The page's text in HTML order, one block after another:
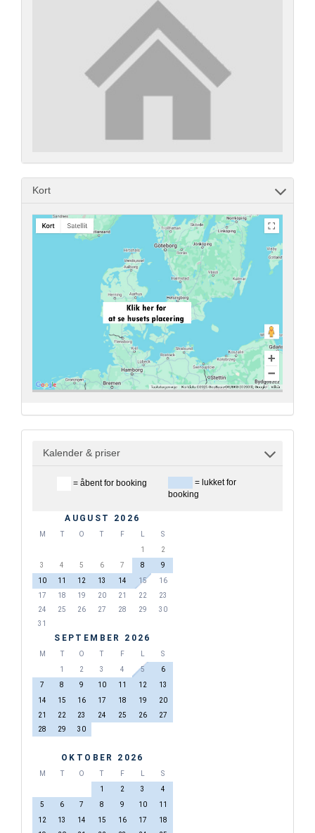
Kort
Kalender & priser
= åbent for booking
= lukket for
booking
AUGUST 2026
M O F L
S
1
2
3
4 5 6 7 8
9
10
11 12 13 14 15
16
17
18 19 20 21 22
23
24
25 26 27 28 29
30
31
SEPTEMBER 2026
M O F L
S
1
2 3 4 5
6
7
8 9 10 11 12
13
14
15 16 17 18 19
20
21
22 23 24 25 26
27
28
29 30
OKTOBER 2026
M O F L
S
1
2 3
4
5
6 7 8 9 10
11
12
13 14 15 16 17
18